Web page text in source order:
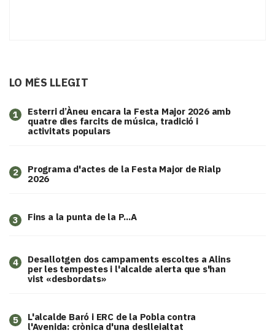
LO MÉS LLEGIT
1
Esterri d’Àneu encara la Festa Major 2026 amb
quatre dies farcits de música, tradició i
activitats populars
2
Programa d'actes de la Festa Major de Rialp
2026
3 Fins a la punta de la P...A
4
​Desallotgen dos campaments escoltes a Alins
per les tempestes i l'alcalde alerta que s'han
vist «desbordats»
5
L'alcalde Baró i ERC de la Pobla contra
l'Avenida: crònica d'una deslleialtat